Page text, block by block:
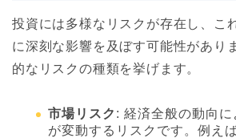
投資には多様なリスクが存在し、こ
に深刻な影響を及ぼす可能性があり
的なリスクの種類を挙げます。
市場リスク : 経済全般の動向
が変動するリスクです。例え